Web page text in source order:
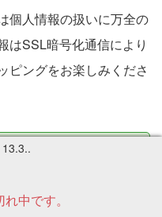
13.3..
中です。
個人情報の扱いに万全の
はSSL暗号化通信により
ピングをお楽しみくださ